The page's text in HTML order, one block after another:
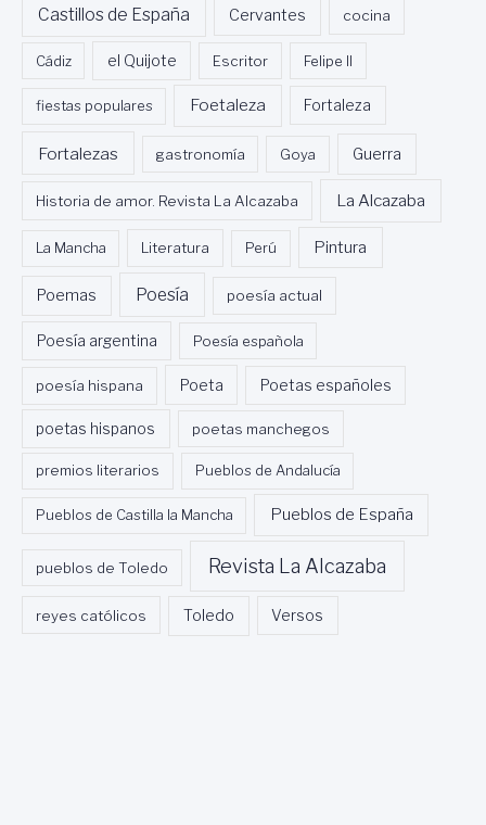
Castillos de España Cervantes cocina
Cádiz el Quijote Escritor Felipe II
fiestas populares Foetaleza Fortaleza
Fortalezas gastronomía Goya Guerra
Historia de amor. Revista La Alcazaba La Alcazaba
La Mancha Literatura Perú Pintura
Poemas Poesía poesía actual
Poesía argentina Poesía española
poesía hispana Poeta Poetas españoles
poetas hispanos poetas manchegos
premios literarios Pueblos de Andalucía
Pueblos de Castilla la Mancha Pueblos de España
pueblos de Toledo Revista La Alcazaba
reyes católicos Toledo Versos